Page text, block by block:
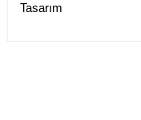
Tasarım